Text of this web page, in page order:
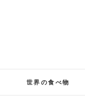
世界の食べ物